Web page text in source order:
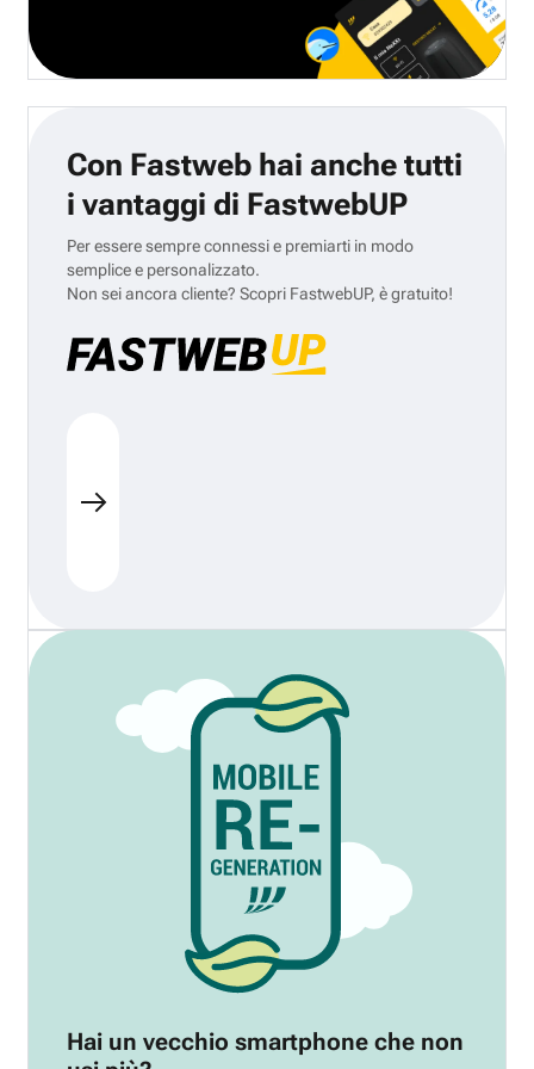
Con Fastweb hai anche tutti
i vantaggi di FastwebUP
Per essere sempre connessi e premiarti in modo
semplice e personalizzato.
Non sei ancora cliente? Scopri FastwebUP, è gratuito!
Hai un vecchio smartphone che non